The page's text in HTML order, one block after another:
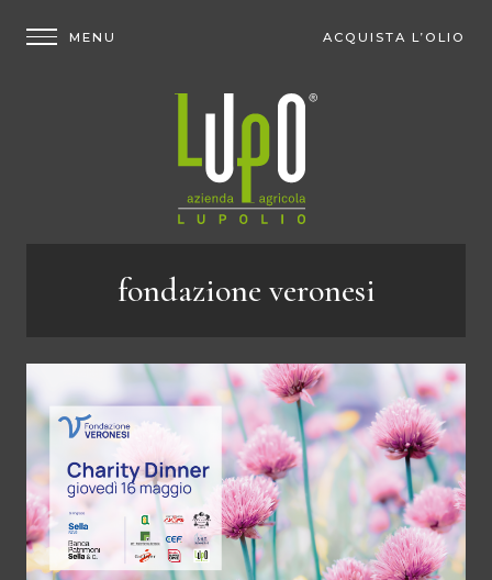
ACQUISTA L’OLIO
fondazione veronesi